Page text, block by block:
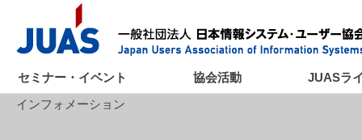
セミナー・イベント 協会活動
JUASラ
インフォメーション